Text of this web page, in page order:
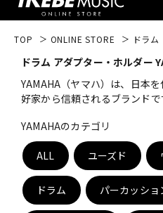
キーボード
DJ機器
TOP ONLINE STORE ドラム
ドラム アダプター・ホルダー
YAMAHA（ヤマハ）は、日本
好家から信頼されるブランドで
YAMAHAのカテゴリ
ALL ユーズド
ドラム パーカッショ